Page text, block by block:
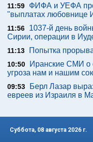
11:59
ФИФА и УЕФА
"выплатах любовнице
11:56
1037-й день
Сирии, операции в
11:13 Попытка
10:50
Иранские СМИ о
угроза нам и нашим
09:53
Берл Лазар
евреев из Израиля в
Суббота, 08 августа 2026 г.